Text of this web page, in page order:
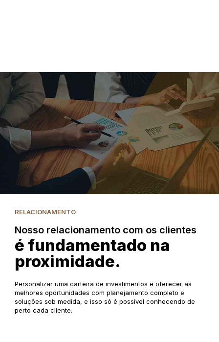
RELACIONAMENTO
Nosso relacionamento com os clientes
é fundamentado na
proximidade.
Personalizar uma carteira de investimentos e oferecer as
melhores oportunidades com planejamento completo e
soluções sob medida, e isso só é possível conhecendo de
perto cada cliente.